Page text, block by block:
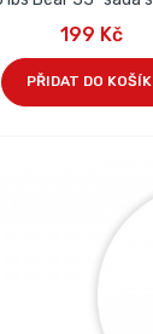
199 Kč
PŘIDAT DO